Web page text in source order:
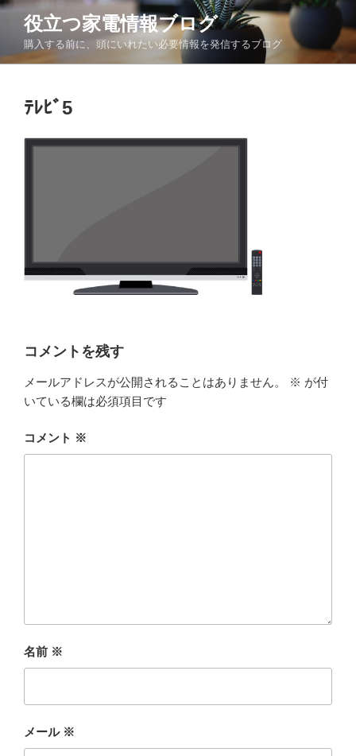
コ
ン
役立つ家電情報ブログ
購入する前に、頭にいれたい必要情報を発信するブログ
ﾃﾚﾋﾞ5
コメントを残す
メールアドレスが公開されることはありません。 ※ が付
いている欄は必須項目です
コメント ※
名前 ※
メール ※